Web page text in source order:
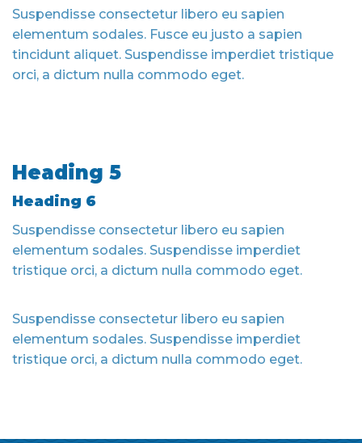
Suspendisse consectetur libero eu sapien
elementum sodales. Fusce eu justo a sapien
tincidunt aliquet. Suspendisse imperdiet tristique
orci, a dictum nulla commodo eget.
Heading 5
Heading 6
Suspendisse consectetur libero eu sapien
elementum sodales. Suspendisse imperdiet
tristique orci, a dictum nulla commodo eget.
Suspendisse consectetur libero eu sapien
elementum sodales. Suspendisse imperdiet
tristique orci, a dictum nulla commodo eget.